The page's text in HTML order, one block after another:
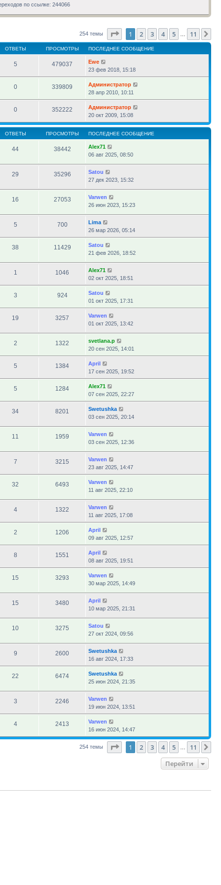
по ссылке: 244066
254 темы Страница1 из 11
1 2 3 4 5 11
ОТВЕТЫ ПРОСМОТРЫ ПОСЛЕДНЕЕ СООБЩЕНИЕ
5 479037
Ewe
23 фев 2018, 15:18
0 339809
Администратор
28 апр 2010, 10:11
0 352222
Администратор
20 окт 2009, 15:08
ОТВЕТЫ ПРОСМОТРЫ ПОСЛЕДНЕЕ СООБЩЕНИЕ
44 38442
Alex71
06 авг 2025, 08:50
29 35296
Satou
27 дек 2023, 15:32
16 27053
Varwen
26 июн 2023, 15:23
5 700
Lima
26 мар 2026, 05:14
38 11429
Satou
21 фев 2026, 18:52
1 1046
Alex71
02 окт 2025, 18:51
3 924
Satou
01 окт 2025, 17:31
19 3257
Varwen
01 окт 2025, 13:42
2 1322
svetlana.p
20 сен 2025, 14:01
5 1384
April
17 сен 2025, 19:52
5 1284
Alex71
07 сен 2025, 22:27
34 8201
Swetushka
03 сен 2025, 20:14
11 1959
Varwen
03 сен 2025, 12:36
7 3215
Varwen
23 авг 2025, 14:47
32 6493
Varwen
11 авг 2025, 22:10
4 1322
Varwen
11 авг 2025, 17:08
2 1206
April
09 авг 2025, 12:57
8 1551
April
08 авг 2025, 19:51
15 3293
Varwen
30 мар 2025, 14:49
15 3480
April
10 мар 2025, 21:31
10 3275
Satou
27 окт 2024, 09:56
9 2600
Swetushka
16 авг 2024, 17:33
22 6474
Swetushka
25 июн 2024, 21:35
3 2246
Varwen
19 июн 2024, 13:51
4 2413
Varwen
16 июн 2024, 14:47
254 темы Страница1 из 11
1 2 3 4 5 11
Перейти